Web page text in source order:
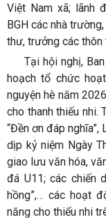
Việt Nam xã; lãnh
BGH các nhà
thư, trưởng các thôn
Tại hội nghị, Ban
hoạch tổ chức
nguyện hè năm
cho thanh thiếu
“Đền ơn đáp nghĩa”,
dịp kỷ niệm Ngày
giao lưu văn hóa,
đá U11; các chiến
hồng”,… các hoạt
năng cho thiếu nhi